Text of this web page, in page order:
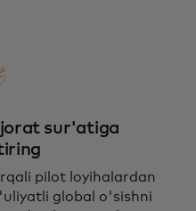
sur'atiga
pilot loyihalardan
global o'sishni